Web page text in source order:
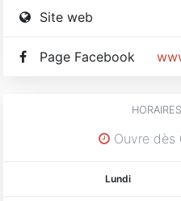
Site web
Page Facebook
HORAIRES
Ouvre dès
Lundi